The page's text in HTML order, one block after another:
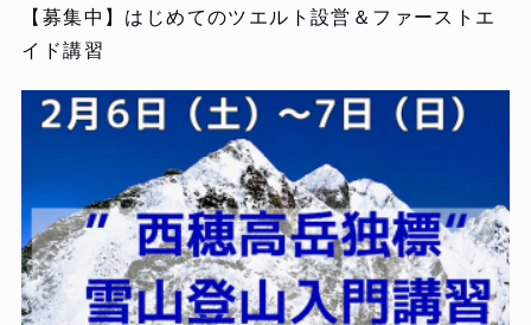
【募集中】はじめてのツエルト設営＆ファーストエ
イド講習